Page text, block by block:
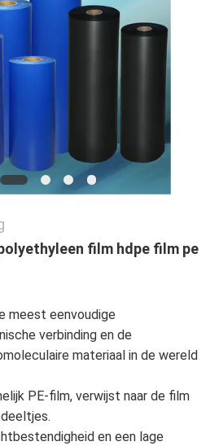
film hdpe film pe
meest eenvoudige
verbinding en de
materiaal in de wereld
PE-film, verwijst naar de film
en een lage